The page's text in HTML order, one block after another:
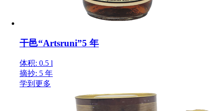
干邑“Artsruni”5 年
体积: 0.5 l
摘抄: 5 年
学到更多